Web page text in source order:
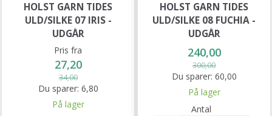
HOLST GARN TIDES
ULD/SILKE 07 IRIS -
UDGÅR
Pris fra
27,20
34,00
Du sparer: 6,80
På lager
HOLST GARN TIDES
ULD/SILKE 08 FUCHIA -
UDGÅR
240,00
300,00
Du sparer: 60,00
På lager
Antal